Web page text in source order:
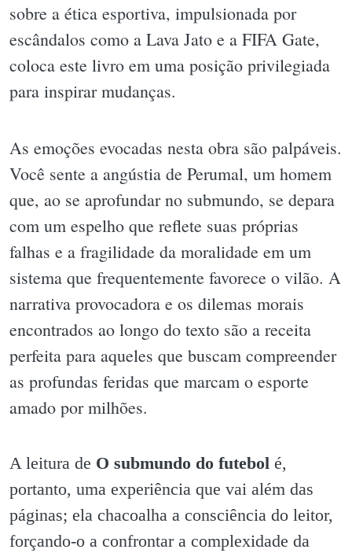
sobre a ética esportiva, impulsionada por
escândalos como a Lava Jato e a FIFA Gate,
coloca este livro em uma posição privilegiada
para inspirar mudanças.
As emoções evocadas nesta obra são palpáveis.
Você sente a angústia de Perumal, um homem
que, ao se aprofundar no submundo, se depara
com um espelho que reflete suas próprias
falhas e a fragilidade da moralidade em um
sistema que frequentemente favorece o vilão. A
narrativa provocadora e os dilemas morais
encontrados ao longo do texto são a receita
perfeita para aqueles que buscam compreender
as profundas feridas que marcam o esporte
amado por milhões.
A leitura de O submundo do futebol é,
portanto, uma experiência que vai além das
páginas; ela chacoalha a consciência do leitor,
forçando-o a confrontar a complexidade da